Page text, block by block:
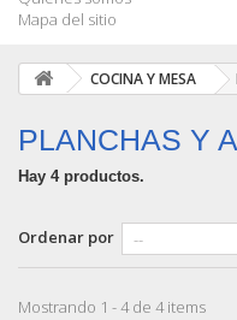
Mapa del sitio
COCINA Y MESA
PLANCHAS Y
Hay 4 productos.
Ordenar por
Mostrando 1 - 4 de 4 items